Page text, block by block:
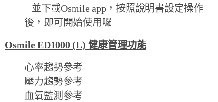
並下載Osmile app，按照說明書設定操作
後，即可開始使用囉
Osmile ED1000 (L) 健康管理功能
心率趨勢參考
壓力趨勢參考
血氧監測參考